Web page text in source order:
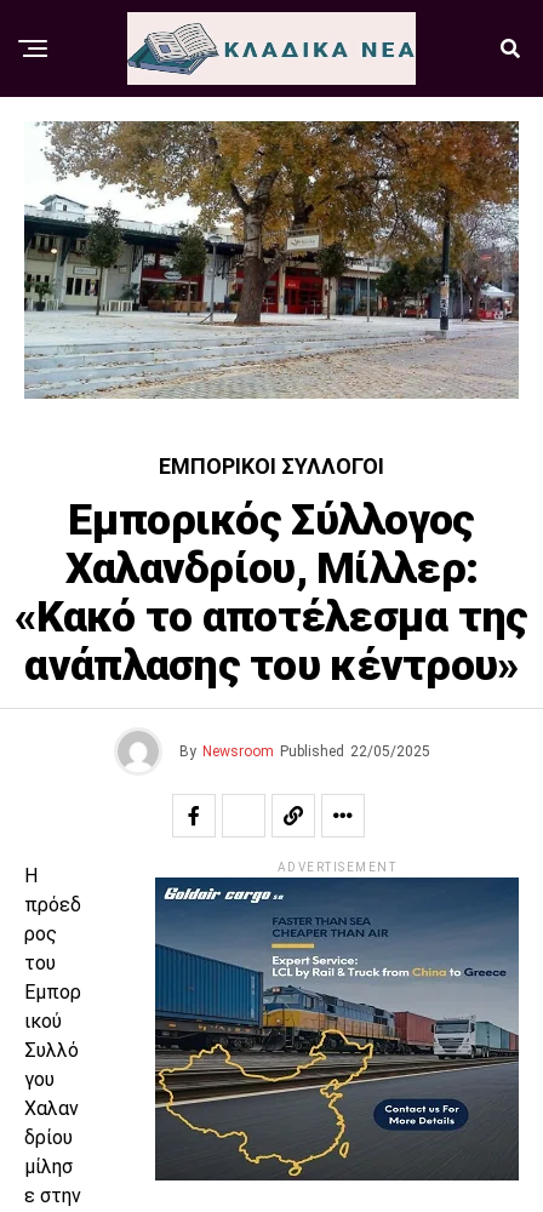
ΕΜΠΟΡΙΚΟΊ ΣΎΛΛΟΓΟΙ
Εμπορικός Σύλλογος
Χαλανδρίου, Μίλλερ:
«Κακό το αποτέλεσμα της
ανάπλασης του κέντρου»
By Newsroom Published 22/05/2025
Η
πρόεδ
ρος
του
Εμπορ
ικού
Συλλό
γου
Χαλαν
δρίου
μίλησ
ε στην
ADVERTISEMENT